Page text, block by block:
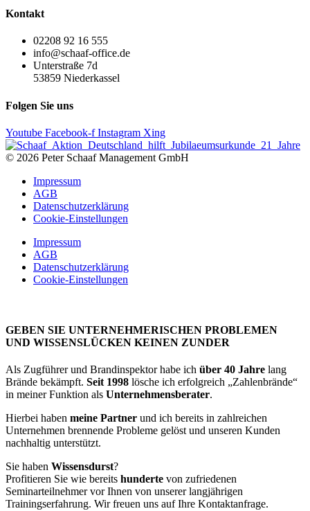
Kontakt
02208 92 16 555
info@schaaf-office.de
Unterstraße 7d
53859 Niederkassel
Folgen Sie uns
Youtube Facebook-f Instagram Xing
© 2026 Peter Schaaf Management GmbH
Impressum
AGB
Datenschutzerklärung
Cookie-Einstellungen
Impressum
AGB
Datenschutzerklärung
Cookie-Einstellungen
GEBEN SIE UNTERNEHMERISCHEN PROBLEMEN
UND WISSENSLÜCKEN KEINEN ZUNDER
Als Zugführer und Brandinspektor habe ich über 40 Jahre lang
Brände bekämpft. Seit 1998 lösche ich erfolgreich „Zahlenbrände“
in meiner Funktion als Unternehmensberater.
Hierbei haben meine Partner und ich bereits in zahlreichen
Unternehmen brennende Probleme gelöst und unseren Kunden
nachhaltig unterstützt.
Sie haben Wissensdurst?
Profitieren Sie wie bereits hunderte von zufriedenen
Seminarteilnehmer vor Ihnen von unserer langjährigen
Trainingserfahrung. Wir freuen uns auf Ihre Kontaktanfrage.